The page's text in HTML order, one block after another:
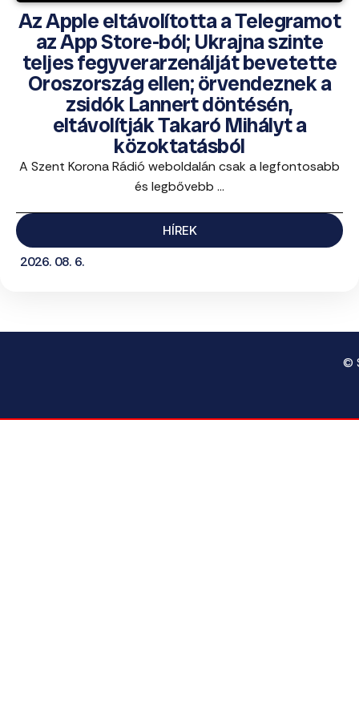
Az Apple eltávolította a Telegramot
az App Store-ból; Ukrajna szinte
teljes fegyverarzenálját bevetette
Oroszország ellen; örvendeznek a
zsidók Lannert döntésén,
eltávolítják Takaró Mihályt a
közoktatásból
A Szent Korona Rádió weboldalán csak a legfontosabb
és legbővebb ...
HÍREK
2026. 08. 6.
©